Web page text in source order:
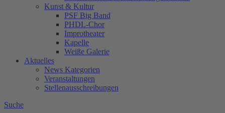
Kunst & Kultur
PSF Big Band
PHDL-Chor
Improtheater
Kapelle
Weiße Galerie
Aktuelles
News Kategorien
Veranstaltungen
Stellenausschreibungen
Suche